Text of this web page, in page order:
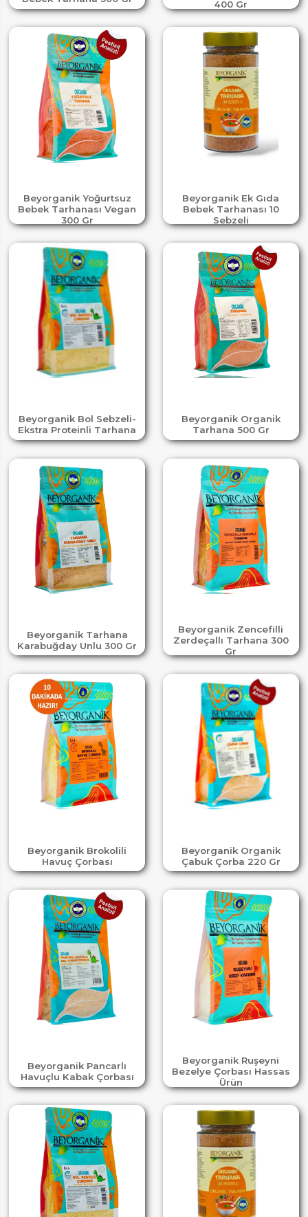
400 Gr
Beyorganik Yoğurtsuz
Bebek Tarhanası Vegan
300 Gr
Beyorganik Ek Gıda
Bebek Tarhanası 10
Sebzeli
Beyorganik Bol Sebzeli-
Ekstra Proteinli Tarhana
Beyorganik Organik
Tarhana 500 Gr
Beyorganik Tarhana
Karabuğday Unlu 300 Gr
Beyorganik Zencefilli
Zerdeçallı Tarhana 300
Gr
Beyorganik Brokolili
Havuç Çorbası
Beyorganik Organik
Çabuk Çorba 220 Gr
Beyorganik Pancarlı
Havuçlu Kabak Çorbası
Beyorganik Ruşeyni
Bezelye Çorbası Hassas
Ürün